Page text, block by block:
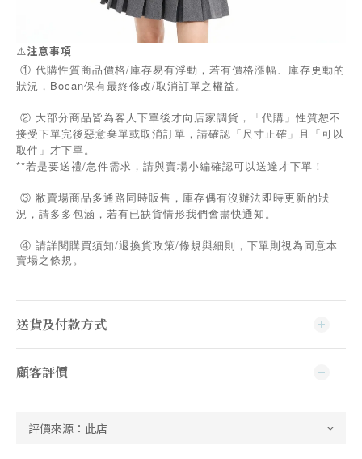
⚠️注意事項
① 代購性質商品價格/庫存易有浮動，若有價格漲幅、庫存更動的
狀況，Bocan保有最終修改/取消訂單之權益。
② 大部分商品皆為客人下單後才向店家調貨，「代購」性質恕不
接受下單完後惡意棄單或取消訂單，請確認「尺寸正確」且「可以
取件」才下單。
**若是要送禮/急件需求，請與賣場小編確認可以送達才下單！
③ 敝賣場商品多通路同時販售，庫存偶有沒辦法即時更新的狀
況，請多多包涵，若有已缺貨情形我們會盡快通知。
④ 請詳閱購買須知/退換貨政策/條規與細則，下單則視為同意本
賣場之條規。
送貨及付款方式
顧客評價